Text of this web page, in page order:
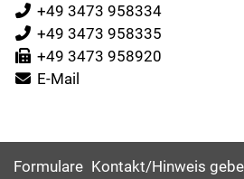
+49 3473 958334
+49 3473 958335
+49 3473 958920
E-Mail
Formulare Kontakt/Hinweis